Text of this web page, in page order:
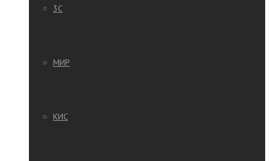
3C
МИР
КИС